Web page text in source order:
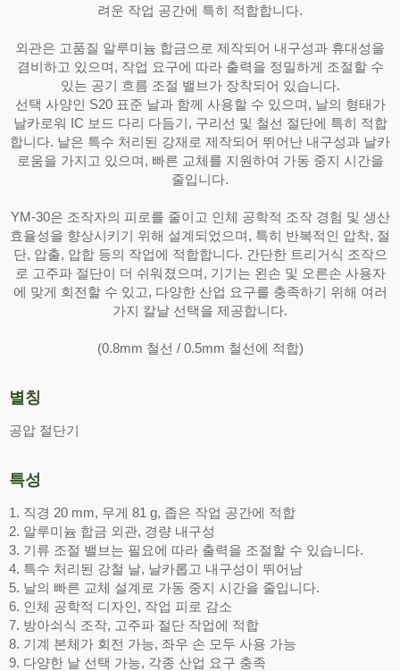
려운 작업 공간에 특히 적합합니다.
외관은 고품질 알루미늄 합금으로 제작되어 내구성과 휴대성을
겸비하고 있으며, 작업 요구에 따라 출력을 정밀하게 조절할 수
있는 공기 흐름 조절 밸브가 장착되어 있습니다.
선택 사양인 S20 표준 날과 함께 사용할 수 있으며, 날의 형태가
날카로워 IC 보드 다리 다듬기, 구리선 및 철선 절단에 특히 적합
합니다. 날은 특수 처리된 강재로 제작되어 뛰어난 내구성과 날카
로움을 가지고 있으며, 빠른 교체를 지원하여 가동 중지 시간을
줄입니다.
YM-30은 조작자의 피로를 줄이고 인체 공학적 조작 경험 및 생산
효율성을 향상시키기 위해 설계되었으며, 특히 반복적인 압착, 절
단, 압출, 압합 등의 작업에 적합합니다. 간단한 트리거식 조작으
로 고주파 절단이 더 쉬워졌으며, 기기는 왼손 및 오른손 사용자
에 맞게 회전할 수 있고, 다양한 산업 요구를 충족하기 위해 여러
가지 칼날 선택을 제공합니다.
(0.8mm 철선 / 0.5mm 철선에 적합)
별칭
공압 절단기
특성
1. 직경 20 mm, 무게 81 g, 좁은 작업 공간에 적합
2. 알루미늄 합금 외관, 경량 내구성
3. 기류 조절 밸브는 필요에 따라 출력을 조절할 수 있습니다.
4. 특수 처리된 강철 날, 날카롭고 내구성이 뛰어남
5. 날의 빠른 교체 설계로 가동 중지 시간을 줄입니다.
6. 인체 공학적 디자인, 작업 피로 감소
7. 방아쇠식 조작, 고주파 절단 작업에 적합
8. 기계 본체가 회전 가능, 좌우 손 모두 사용 가능
9. 다양한 날 선택 가능, 각종 산업 요구 충족